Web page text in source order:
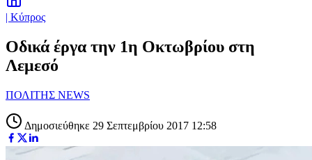
| Κύπρος
Oδικά έργα την 1η Οκτωβρίου στη
Λεμεσό
ΠΟΛΙΤΗΣ NEWS
Δημοσιεύθηκε 29 Σεπτεμβρίου 2017 12:58